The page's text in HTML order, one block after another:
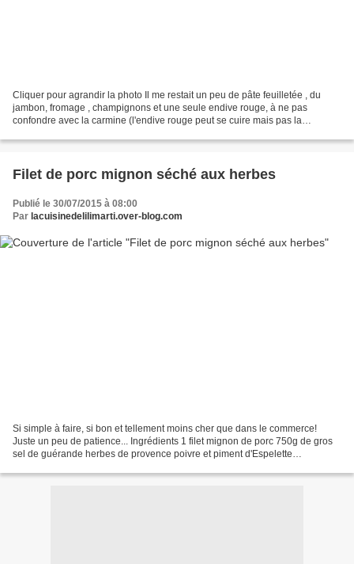
Cliquer pour agrandir la photo Il me restait un peu de pâte feuilletée , du
jambon, fromage , champignons et une seule endive rouge, à ne pas
confondre avec la carmine (l'endive rouge peut se cuire mais pas la
Filet de porc mignon séché aux herbes
Publié le 30/07/2015 à 08:00
Par lacuisinedelilimarti.over-blog.com
Si simple à faire, si bon et tellement moins cher que dans le commerce!
Juste un peu de patience... Ingrédients 1 filet mignon de porc 750g de gros
sel de guérande herbes de provence poivre et piment d'Espelette